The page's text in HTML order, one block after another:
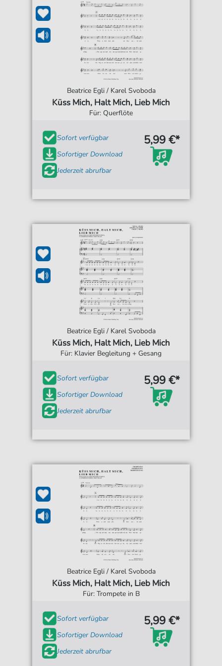
Beatrice Egli / Karel Svoboda
Küss Mich, Halt Mich, Lieb Mich
Für: Querflöte
Sofort verfügbar
Sofortiger Download
Jederzeit abrufbar
5,99 €*
Beatrice Egli / Karel Svoboda
Küss Mich, Halt Mich, Lieb Mich
Für: Klavier Begleitung + Gesang
Sofort verfügbar
Sofortiger Download
Jederzeit abrufbar
5,99 €*
Beatrice Egli / Karel Svoboda
Küss Mich, Halt Mich, Lieb Mich
Für: Trompete in B
Sofort verfügbar
Sofortiger Download
Jederzeit abrufbar
5,99 €*